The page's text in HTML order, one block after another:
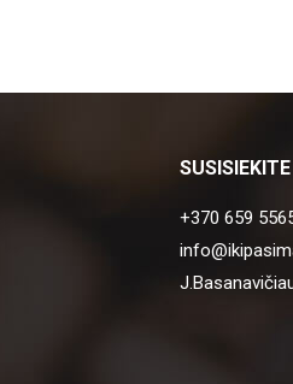
SUSISIEKITE
+370 659